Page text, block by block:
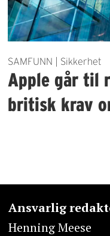
SAMFUNN | Sikkerhet
Apple går til
britisk krav
Ansvarlig
Henning Meese